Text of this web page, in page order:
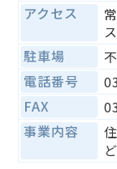
アクセス
駐車場
電話番号
FAX
事業内容
ど